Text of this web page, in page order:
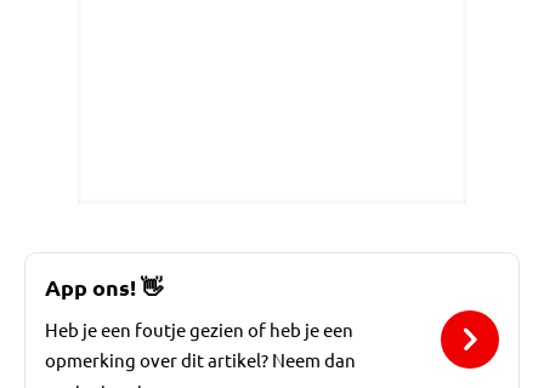
App ons!👋
Heb je een foutje gezien of heb je een
opmerking over dit artikel? Neem dan